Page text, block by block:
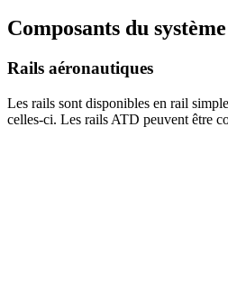
Composants du système
Rails aéronautiques
Les rails sont disponibles en rail
celles-ci. Les rails ATD peuvent être